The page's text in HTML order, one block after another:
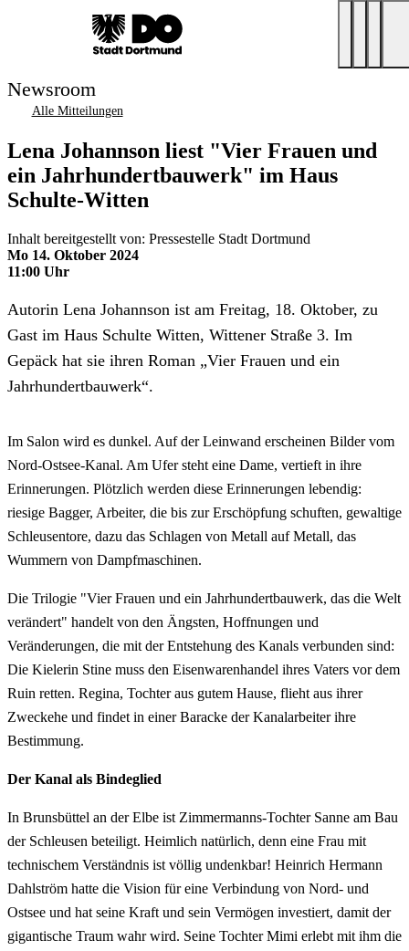
Newsroom
Alle Mitteilungen
Lena Johannson liest "Vier Frauen und
ein Jahrhundertbauwerk" im Haus
Schulte-Witten
Inhalt bereitgestellt von: Pressestelle Stadt Dortmund
Mo 14. Oktober 2024
11:00 Uhr
Autorin Lena Johannson ist am Freitag, 18. Oktober, zu
Gast im Haus Schulte Witten, Wittener Straße 3. Im
Gepäck hat sie ihren Roman „Vier Frauen und ein
Jahrhundertbauwerk“.
Im Salon wird es dunkel. Auf der Leinwand erscheinen Bilder vom
Nord-Ostsee-Kanal. Am Ufer steht eine Dame, vertieft in ihre
Erinnerungen. Plötzlich werden diese Erinnerungen lebendig:
riesige Bagger, Arbeiter, die bis zur Erschöpfung schuften, gewaltige
Schleusentore, dazu das Schlagen von Metall auf Metall, das
Wummern von Dampfmaschinen.
Die Trilogie "Vier Frauen und ein Jahrhundertbauwerk, das die Welt
verändert" handelt von den Ängsten, Hoffnungen und
Veränderungen, die mit der Entstehung des Kanals verbunden sind:
Die Kielerin Stine muss den Eisenwarenhandel ihres Vaters vor dem
Ruin retten. Regina, Tochter aus gutem Hause, flieht aus ihrer
Zweckehe und findet in einer Baracke der Kanalarbeiter ihre
Bestimmung.
Der Kanal als Bindeglied
In Brunsbüttel an der Elbe ist Zimmermanns-Tochter Sanne am Bau
der Schleusen beteiligt. Heimlich natürlich, denn eine Frau mit
technischem Verständnis ist völlig undenkbar! Heinrich Hermann
Dahlström hatte die Vision für eine Verbindung von Nord- und
Ostsee und hat seine Kraft und sein Vermögen investiert, damit der
gigantische Traum wahr wird. Seine Tochter Mimi erlebt mit ihm die